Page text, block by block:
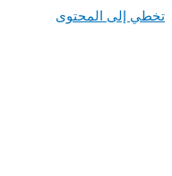
تخطي إلى المحتوى